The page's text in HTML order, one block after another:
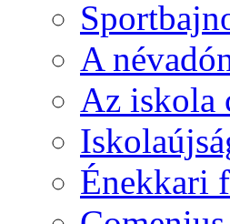
A
Az iskola
Énekkari